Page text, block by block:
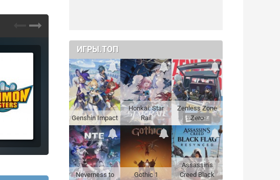
ИГРЫ.ТОП
Genshin Impact
Honkai: Star
Rail
Zenless Zone
Zero
Neverness to
Gothic 1
Assassin's
Creed Black